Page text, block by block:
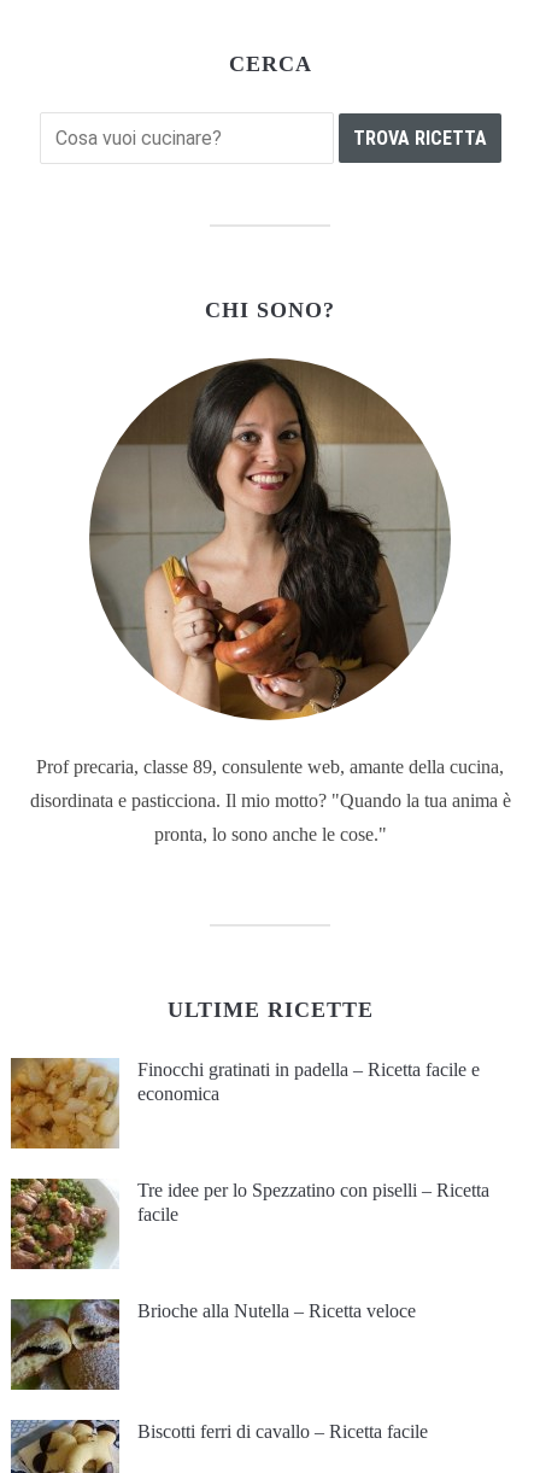
CERCA
CHI SONO?
Prof precaria, classe 89, consulente web, amante della cucina,
disordinata e pasticciona. Il mio motto? "Quando la tua anima è
pronta, lo sono anche le cose."
ULTIME RICETTE
Finocchi gratinati in padella – Ricetta facile e
economica
Tre idee per lo Spezzatino con piselli – Ricetta
facile
Brioche alla Nutella – Ricetta veloce
Biscotti ferri di cavallo – Ricetta facile